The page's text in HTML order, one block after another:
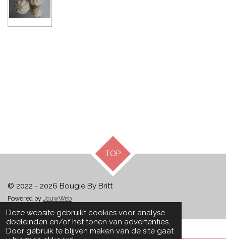
Deze website gebruikt cookies voor analyse-
doeleinden en/of het tonen van advertenties.
Door gebruik te blijven maken van de site gaat
TOP
© 2022 - 2026 Bougie By Britt
Powered by JouwWeb